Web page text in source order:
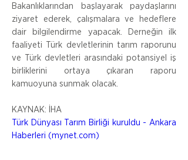
Bakanlıklarından başlayarak paydaşlarını
ziyaret ederek, çalışmalara ve hedeflere
dair bilgilendirme yapacak. Derneğin ilk
faaliyeti Türk devletlerinin tarım raporunu
ve Türk devletleri arasındaki potansiyel iş
birliklerini ortaya çıkaran raporu
kamuoyuna sunmak olacak.
KAYNAK: İHA
Türk Dünyası Tarım Birliği kuruldu - Ankara
Haberleri (mynet.com)